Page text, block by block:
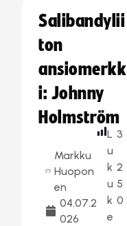
Salibandylii
ton
ansiomerkk
i: Johnny
Holmström
Markku
Huopon
en
04.07.2
026
L
u
k
u
k
e
3
2
5
0